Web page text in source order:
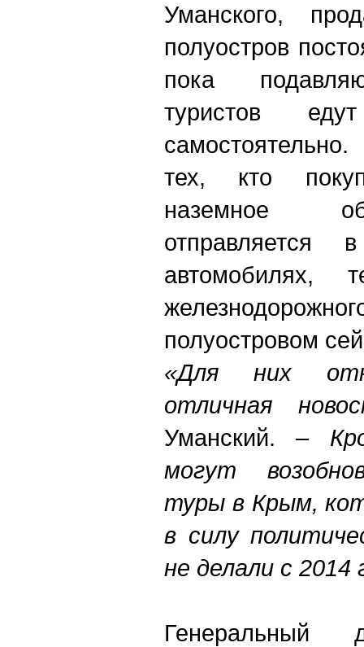
Уманского,
полуостров
пока
туристов
тех, кто
наземное
полуостровом
«Для них
отличная
Уманский.–
могут
туры в Крым,
в силу
не делали с 2014
Генеральный